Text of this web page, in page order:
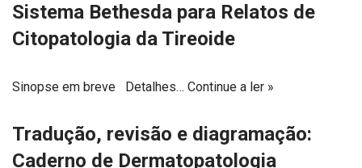
Sistema Bethesda para Relatos de
Citopatologia da Tireoide
Sinopse em breve Detalhes… Continue a ler »
Tradução, revisão e diagramação:
Caderno de Dermatopatologia